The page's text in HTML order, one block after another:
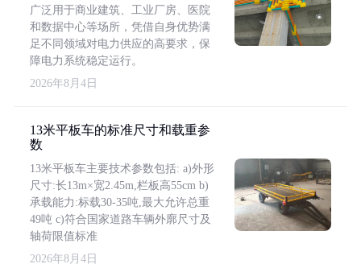
广泛用于商业建筑、工业厂房、医院
和数据中心等场所，凭借自身优势满
足不同领域对电力供应的高要求，保
障电力系统稳定运行。
2026年8月4日
13米平板车的标准尺寸和载重参
数
13米平板车主要技术参数包括: a)外形
尺寸:长13m×宽2.45m,栏板高55cm b)
承载能力:标载30-35吨,最大允许总重
49吨 c)符合国家道路车辆外廓尺寸及
轴荷限值标准
2026年8月4日